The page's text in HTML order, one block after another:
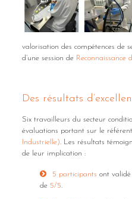
valorisation des compétences de
d’une session de Reconnaissance
Des résultats
Six travailleurs du secteur
évaluations portant sur le
Industrielle). Les résultats
de leur implication :
5 participants ont validé
de 5/5.